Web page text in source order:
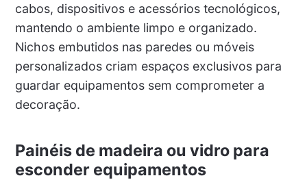
cabos, dispositivos e acessórios tecnológicos,
mantendo o ambiente limpo e organizado.
Nichos embutidos nas paredes ou móveis
personalizados criam espaços exclusivos para
guardar equipamentos sem comprometer a
decoração.
Painéis de madeira ou vidro para
esconder equipamentos